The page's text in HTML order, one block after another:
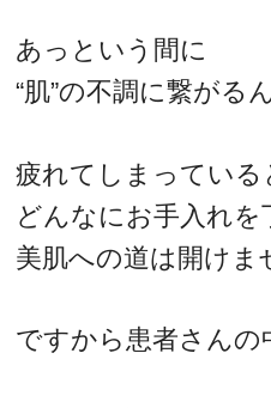
あっという間に
“肌”の不調に繋がる
疲れてしまっている
どんなにお手入れを
美肌への道は開けま
ですから患者さんの